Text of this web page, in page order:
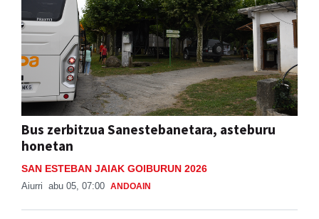
Bus zerbitzua Sanestebanetara, asteburu
honetan
SAN ESTEBAN JAIAK GOIBURUN 2026
Aiurri abu 05, 07:00 ANDOAIN